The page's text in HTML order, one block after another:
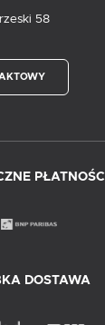
58
PŁATNOŚCI
DOSTAWA